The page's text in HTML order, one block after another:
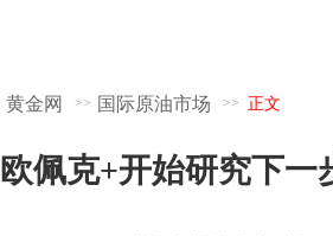
黄金网 >> 国际原油市场 >> 正文
欧佩克+开始研究下